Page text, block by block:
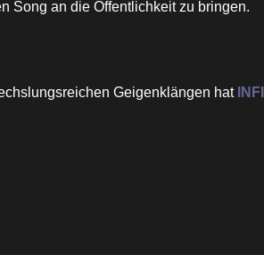
Song an die Öffentlichkeit zu bringen.
Geigenklängen hat